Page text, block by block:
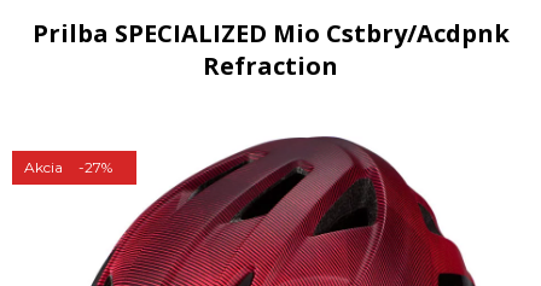
Prilba SPECIALIZED Mio Cstbry/Acdpnk
Refraction
Akcia -27%